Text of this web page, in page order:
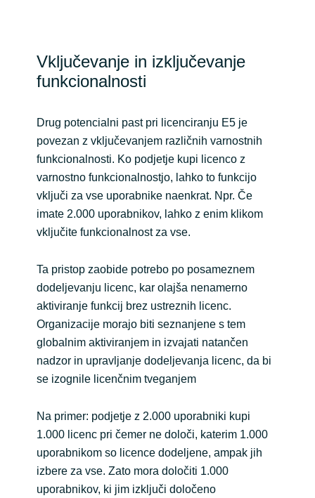
Ukraine
United Kingdom
United States
Vključevanje in izključevanje
funkcionalnosti
Drug potencialni past pri licenciranju E5 je
povezan z vključevanjem različnih varnostnih
funkcionalnosti. Ko podjetje kupi licenco z
varnostno funkcionalnostjo, lahko to funkcijo
vključi za vse uporabnike naenkrat. Npr. Če
imate 2.000 uporabnikov, lahko z enim klikom
vključite funkcionalnost za vse.
Ta pristop zaobide potrebo po posameznem
dodeljevanju licenc, kar olajša nenamerno
aktiviranje funkcij brez ustreznih licenc.
Organizacije morajo biti seznanjene s tem
globalnim aktiviranjem in izvajati natančen
nadzor in upravljanje dodeljevanja licenc, da bi
se izognile licenčnim tveganjem
Na primer: podjetje z 2.000 uporabniki kupi
1.000 licenc pri čemer ne določi, katerim 1.000
uporabnikom so licence dodeljene, ampak jih
izbere za vse. Zato mora določiti 1.000
uporabnikov, ki jim izključi določeno